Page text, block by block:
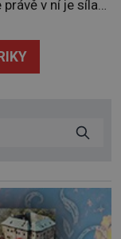
v ní je síla
hmyzem a
[…]